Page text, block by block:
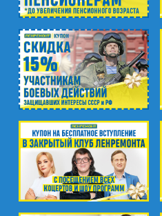
м.
пр.
Промзона
муниципальный
область,
м.
ул.